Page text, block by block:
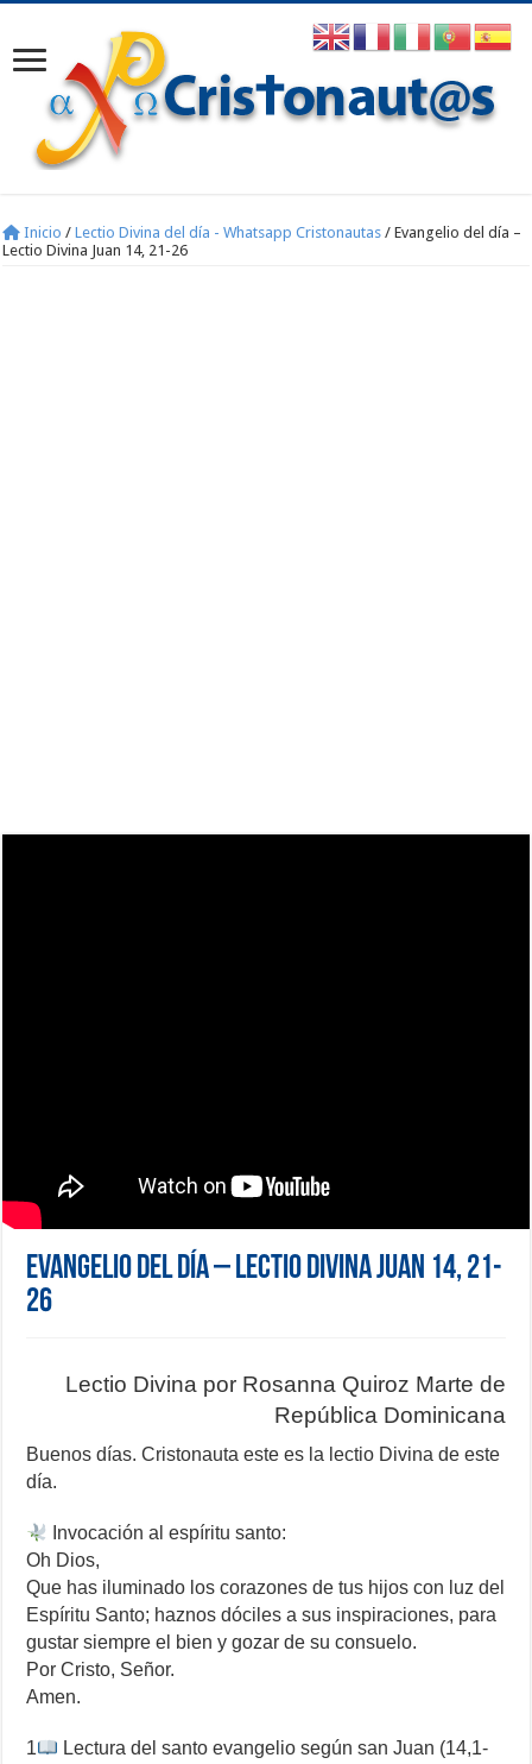
Inicio / Lectio Divina del día - Whatsapp Cristonautas / Evangelio del día –
Lectio Divina Juan 14, 21-26
Evangelio del día – Lectio Divina Juan 14, 21-
26
Lectio Divina por Rosanna Quiroz Marte de
República Dominicana
Buenos días. Cristonauta este es la lectio Divina de este
día.
Invocación al espíritu santo:
Oh Dios,
Que has iluminado los corazones de tus hijos con luz del
Espíritu Santo; haznos dóciles a sus inspiraciones, para
gustar siempre el bien y gozar de su consuelo.
Por Cristo, Señor.
Amen.
1
Lectura del santo evangelio según san Juan (14,1-